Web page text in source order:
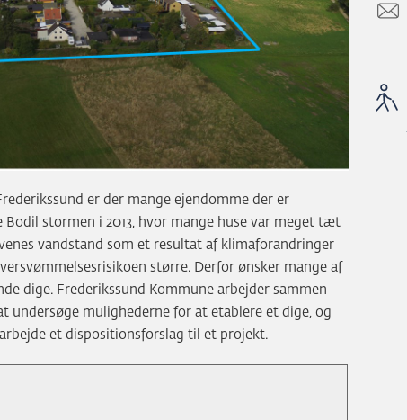
er der mange ejendomme der er
Bodil stormen i 2013, hvor mange huse var meget tæt
vandstand som et resultat af klimaforandringer
større. Derfor ønsker mange af
dige. Frederikssund Kommune arbejder sammen
undersøge mulighederne for at etablere et dige, og
et dispositionsforslag til et projekt.